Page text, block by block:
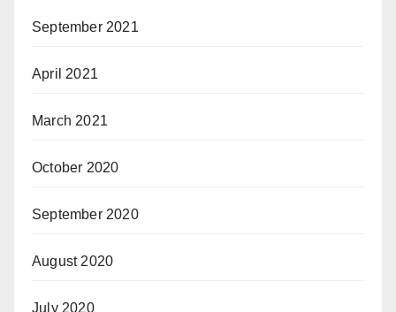
September 2021
April 2021
March 2021
October 2020
September 2020
August 2020
July 2020